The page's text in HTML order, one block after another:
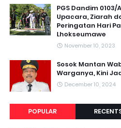
PGS Dandim
Upacara, Ziarah
Peringatan Hari
Lhokseumawe
November 10, 2023
Sosok Mantan
Warganya, Kini
December 10, 2024
POPULAR